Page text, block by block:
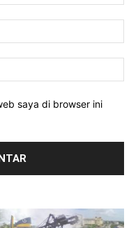
saya di browser ini